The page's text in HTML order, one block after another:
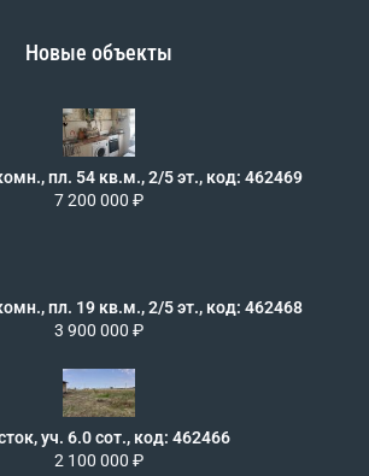
Новые объекты
пл. 54 кв.м., 2/5 эт., код: 462469
7 200 000 ₽
пл. 19 кв.м., 2/5 эт., код: 462468
3 900 000 ₽
уч. 6.0 сот., код: 462466
2 100 000 ₽